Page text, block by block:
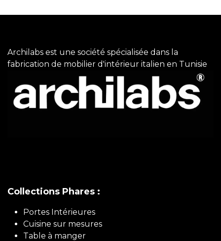
Archilabs est une société spécialisée dans la
fabrication de mobilier d'intérieur italien en Tunisie
Collections Phares :
Portes Intérieures
Cuisine sur mesures
Table à manger